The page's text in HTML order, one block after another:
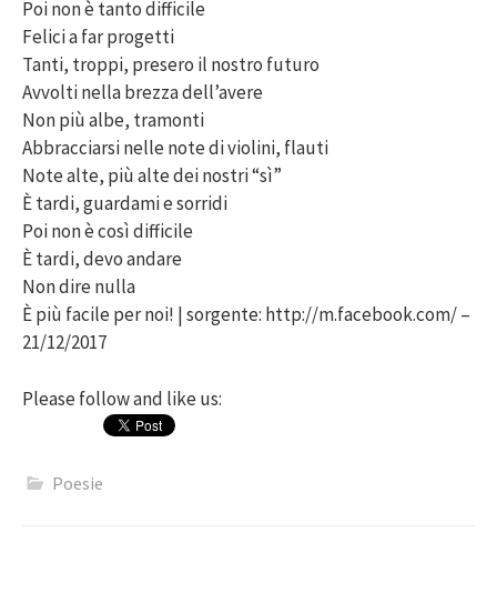
Poi non è tanto difficile
Felici a far progetti
Tanti, troppi, presero il nostro futuro
Avvolti nella brezza dell’avere
Non più albe, tramonti
Abbracciarsi nelle note di violini, flauti
Note alte, più alte dei nostri “sì”
È tardi, guardami e sorridi
Poi non è così difficile
È tardi, devo andare
Non dire nulla
È più facile per noi! | sorgente: http://m.facebook.com/ –
21/12/2017
Please follow and like us:
Poesie